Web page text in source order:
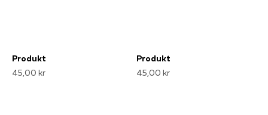
Produkt
45,00 kr
Produkt
45,00 kr